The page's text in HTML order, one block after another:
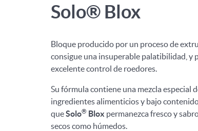
Solo® Blox
Bloque producido por un proceso de
consigue una insuperable palatibilidad, y
excelente control de roedores.
Su fórmula contiene una mezcla especial
ingredientes alimenticios y bajo
queSolo® Blox permanezca fresco y
secos como húmedos.